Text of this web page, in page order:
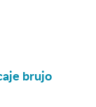
brujo